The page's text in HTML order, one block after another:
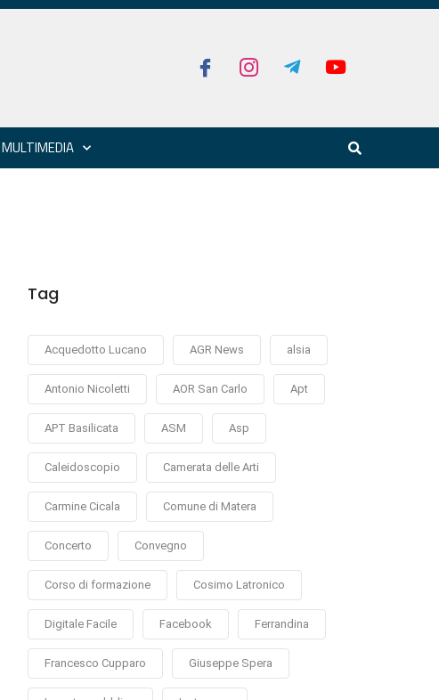
MULTIMEDIA
Tag
Acquedotto Lucano AGR News alsia
Antonio Nicoletti AOR San Carlo Apt
APT Basilicata ASM Asp
Caleidoscopio Camerata delle Arti
Carmine Cicala Comune di Matera
Concerto Convegno
Corso di formazione Cosimo Latronico
Digitale Facile Facebook Ferrandina
Francesco Cupparo Giuseppe Spera